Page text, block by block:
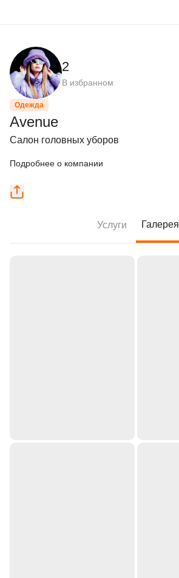
2
В избранном
Одежда
Avenue
Салон головных уборов
Подробнее о компании
Услуги Галерея